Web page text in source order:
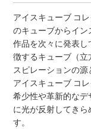
アイスキューブ コ
のキューブからイ
作品を次々に発表
徴するキューブ（
スピレーションの源
アイスキューブ コ
希少性や革新的な
に光が反射してき
す。